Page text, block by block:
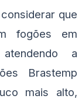
que
fogões em
a
Brastemp
mais alto,